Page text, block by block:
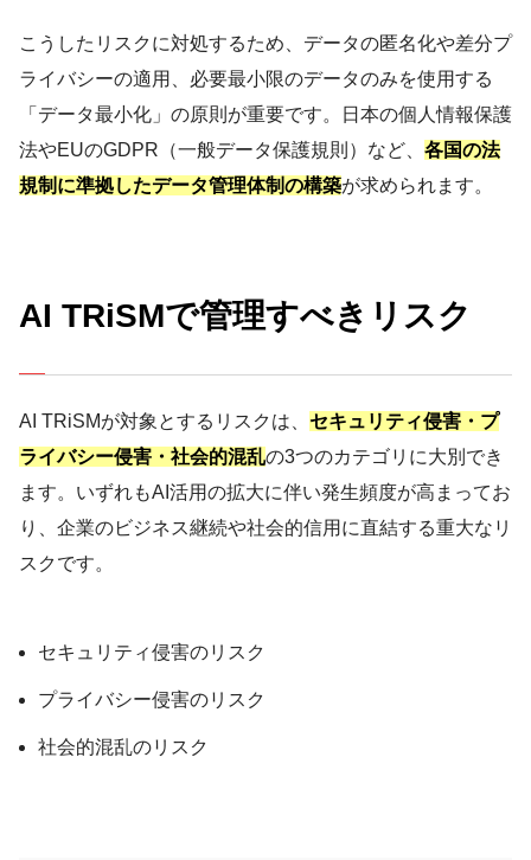
こうしたリスクに対処するため、データの匿名化や差分プ
ライバシーの適用、必要最小限のデータのみを使用する
「データ最小化」の原則が重要です。日本の個人情報保護
法やEUのGDPR（一般データ保護規則）など、 各国の法
規制に準拠したデータ管理体制の構築が求められます。
AI TRiSMで管理すべきリスク
AI TRiSMが対象とするリスクは、 セキュリティ侵害・プ
ライバシー侵害・社会的混乱の3つのカテゴリに大別でき
ます。いずれもAI活用の拡大に伴い発生頻度が高まってお
り、企業のビジネス継続や社会的信用に直結する重大なリ
スクです。
セキュリティ侵害のリスク
プライバシー侵害のリスク
社会的混乱のリスク